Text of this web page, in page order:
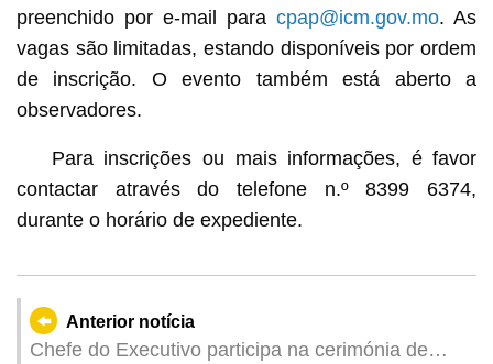
preenchido por e-mail paracpap@icm.gov.mo. As
vagas são limitadas, estando disponíveis por ordem
de inscrição. O evento também está aberto a
observadores.
Para inscrições ou mais informações, é favor
contactar através do telefone n.º 8399 6374,
durante o horário de expediente.
Anterior notícia
Chefe do Executivo participa na cerimónia de